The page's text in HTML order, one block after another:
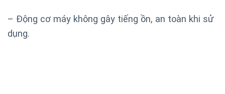
– Động cơ máy không gây tiếng ồn, an toàn khi sử
dụng.